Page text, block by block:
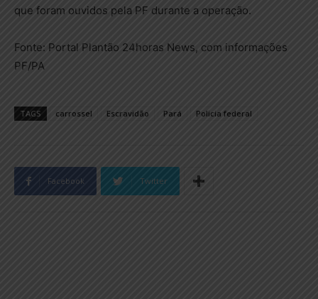
que foram ouvidos pela PF durante a operação.
Fonte: Portal Plantão 24horas News, com informações
PF/PA
TAGS carrossel Escravidão Pará Policia federal
Facebook Twitter